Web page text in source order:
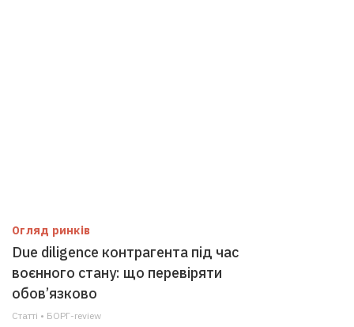
Огляд ринків
Due diligence контрагента під час
воєнного стану: що перевіряти
обов’язково
Статті • БОРГ-review